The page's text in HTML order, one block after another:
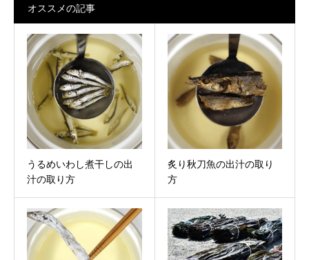
オススメの記事
うるめいわし煮干しの出
汁の取り方
炙り秋刀魚の出汁の取り
方